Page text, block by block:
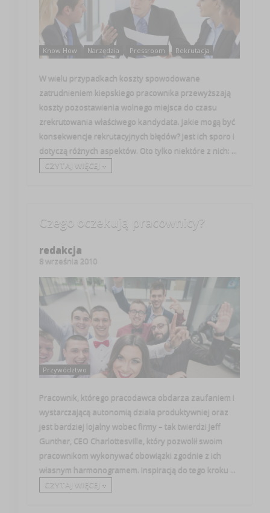
Know How Narzędzia Pressroom Rekrutacja
W wielu przypadkach koszty spowodowane
zatrudnieniem kiepskiego pracownika przewyższają
koszty pozostawienia wolnego miejsca do czasu
zrekrutowania właściwego kandydata. Jakie mogą być
konsekwencje rekrutacyjnych błędów? Jest ich sporo i
dotyczą różnych aspektów. Oto tylko niektóre z nich: ...
CZYTAJ WIĘCEJ +
Czego oczekują pracownicy?
redakcja
8 września 2010
Przywództwo
Pracownik, którego pracodawca obdarza zaufaniem i
wystarczającą autonomią działa produktywniej oraz
jest bardziej lojalny wobec firmy – tak twierdzi Jeff
Gunther, CEO Charlottesville, który pozwolił swoim
pracownikom wykonywać obowiązki zgodnie z ich
własnym harmonogramem. Inspiracją do tego kroku ...
CZYTAJ WIĘCEJ +